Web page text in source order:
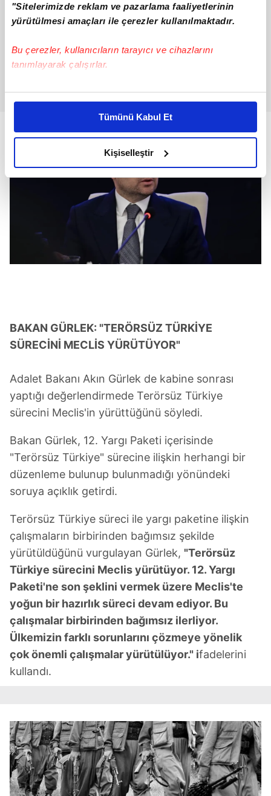
"Sitelerimizde reklam ve pazarlama faaliyetlerinin
yürütülmesi amaçları ile çerezler kullanılmaktadır.
Bu çerezler, kullanıcıların tarayıcı ve cihazlarını
tanımlayarak çalışırlar.
Bu çerezlere izin vermeniz halinde sizlere özel
daha iyi reklam deneyimi yaşatabiliriz. Bunu yaparken
amacımızın size daha iyi bir reklam deneyimi sunmak
olduğunu ve sizlere en iyi içerikleri sunabilmek adına
elimizden gelen çabayı gösterdiğimizi ve bu noktada,
reklamların maliyetlerimizi karşılamak noktasında tek gelir
kalemimiz olduğunu sizlere hatırlatmak isteriz.
Her halükârda, kullanıcılar, bu çerezlere izin vermedikleri
takdirde, kullanıcılara hedefli reklamlar
gösterilmeyecektir."
verileriniz işlenmekte olup gerekli olan çerezler bilgi
toplumu hizmetlerinin sunulması amacıyla
reklam/pazarlama faaliyetlerinin yapılması, amaçlarıyla
sınırlı olarak açık rızanız dahilinde kullanılacaktır.
vasıtasıyla belirleyebilirsiniz. Çerezlere ilişkin detaylı bilgi
için Ayarlar butonuna tıklayabilir, Çerez Bilgilendirme
Metnimiziziyaret edebilirsiniz.
6698 sayılı Kişisel Verilerin Korunması Kanunu uyarınca
hazırlanmış Aydınlatma Metnimizi okumak ve sitemizde
ilgili mevzuata uygun olarak kullanılan çerezlerle ilgili bilgi
almak için lütfentıklayınız .
Tümünü Kabul Et
Kişiselleştir
BAKAN GÜRLEK: "TERÖRSÜZ TÜRKİYE
SÜRECİNİ MECLİS YÜRÜTÜYOR"
Adalet Bakanı Akın Gürlek de kabine sonrası
yaptığı değerlendirmede Terörsüz Türkiye
sürecini Meclis'in yürüttüğünü söyledi.
Bakan Gürlek, 12. Yargı Paketi içerisinde
"Terörsüz Türkiye" sürecine ilişkin herhangi bir
düzenleme bulunup bulunmadığı yönündeki
soruya açıklık getirdi.
Terörsüz Türkiye süreci ile yargı paketine ilişkin
çalışmaların birbirinden bağımsız şekilde
yürütüldüğünü vurgulayan Gürlek, "Terörsüz
Türkiye sürecini Meclis yürütüyor. 12. Yargı
Paketi'ne son şeklini vermek üzere Meclis'te
yoğun bir hazırlık süreci devam ediyor. Bu
çalışmalar birbirinden bağımsız ilerliyor.
Ülkemizin farklı sorunlarını çözmeye yönelik
çok önemli çalışmalar yürütülüyor." ifadelerini
kullandı.